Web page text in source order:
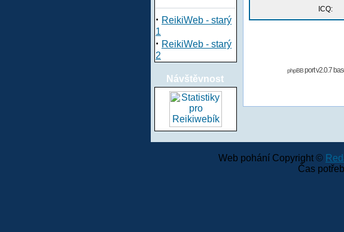
· ReikiWeb - starý
1
· ReikiWeb - starý
2
Návštěvnost
ICQ:
phpBBport v2.0.7
Web pohání Copyright ©
Čas